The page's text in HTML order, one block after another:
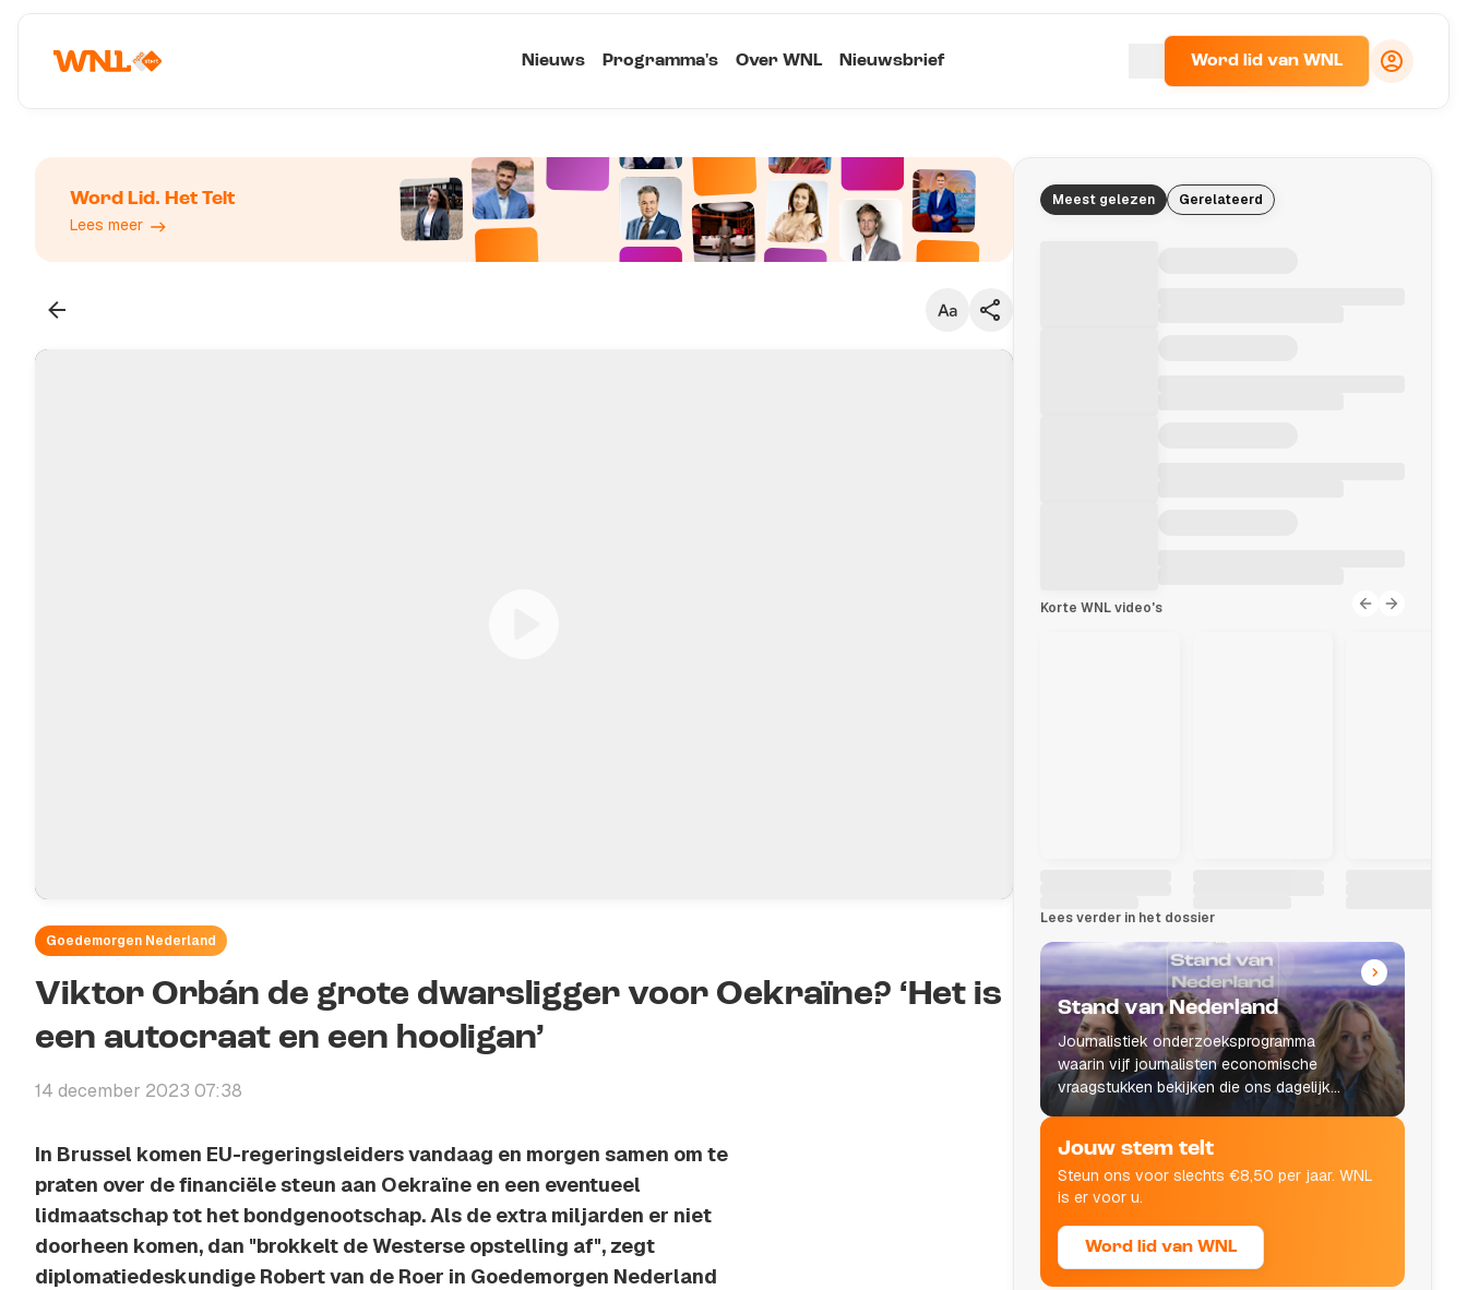
Nieuws Programma's Over WNL Nieuwsbrief Word lid van WNL
Word Lid. Het Telt
Lees meer
Goedemorgen Nederland
Viktor Orbán de grote dwarsligger voor Oekraïne? ‘Het is
een autocraat en een hooligan’
14 december 2023 07:38
In Brussel komen EU-regeringsleiders vandaag en morgen samen om te
praten over de financiële steun aan Oekraïne en een eventueel
lidmaatschap tot het bondgenootschap. Als de extra miljarden er niet
doorheen komen, dan "brokkelt de Westerse opstelling af", zegt
diplomatiedeskundige Robert van de Roer in Goedemorgen Nederland
Meest gelezen Gerelateerd
Korte WNL video's
Lees verder in het dossier
Stand van Nederland
Journalistiek onderzoeksprogramma
waarin vijf journalisten economische
vraagstukken bekijken die ons dagelijks
leven raken.
Jouw stem telt
Steun ons voor slechts €8,50 per jaar. WNL
is er voor u.
Word lid van WNL